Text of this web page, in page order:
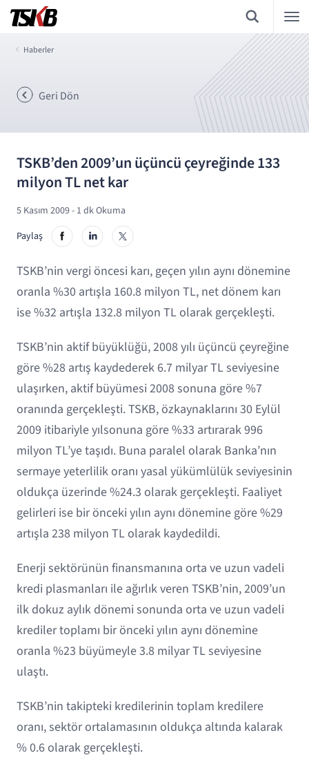
Haberler
Geri Dön
TSKB’den 2009’un üçüncü çeyreğinde 133
milyon TL net kar
5 Kasım 2009- 1 dk Okuma
Paylaş
TSKB’nin vergi öncesi karı, geçen yılın aynı dönemine
oranla %30 artışla 160.8 milyon TL, net dönem karı
ise %32 artışla 132.8 milyon TL olarak gerçekleşti.
TSKB’nin aktif büyüklüğü, 2008 yılı üçüncü çeyreğine
göre %28 artış kaydederek 6.7 milyar TL seviyesine
ulaşırken, aktif büyümesi 2008 sonuna göre %7
oranında gerçekleşti. TSKB, özkaynaklarını 30 Eylül
2009 itibariyle yılsonuna göre %33 artırarak 996
milyon TL’ye taşıdı. Buna paralel olarak Banka’nın
sermaye yeterlilik oranı yasal yükümlülük seviyesinin
oldukça üzerinde %24.3 olarak gerçekleşti. Faaliyet
gelirleri ise bir önceki yılın aynı dönemine göre %29
artışla 238 milyon TL olarak kaydedildi.
Enerji sektörünün finansmanına orta ve uzun vadeli
kredi plasmanları ile ağırlık veren TSKB’nin, 2009’un
ilk dokuz aylık dönemi sonunda orta ve uzun vadeli
krediler toplamı bir önceki yılın aynı dönemine
oranla %23 büyümeyle 3.8 milyar TL seviyesine
ulaştı.
TSKB’nin takipteki kredilerinin toplam kredilere
oranı, sektör ortalamasının oldukça altında kalarak
% 0.6 olarak gerçekleşti.